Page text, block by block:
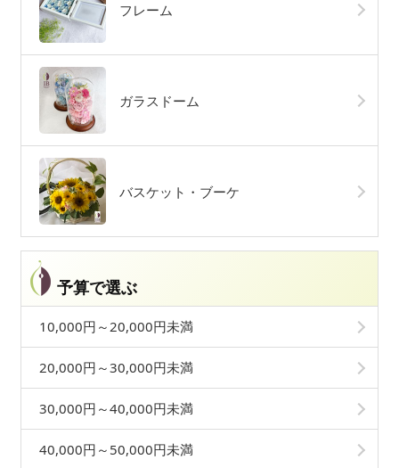
フレーム
ガラスドーム
バスケット・ブーケ
予算で選ぶ
10,000円～20,000円未満
20,000円～30,000円未満
30,000円～40,000円未満
40,000円～50,000円未満